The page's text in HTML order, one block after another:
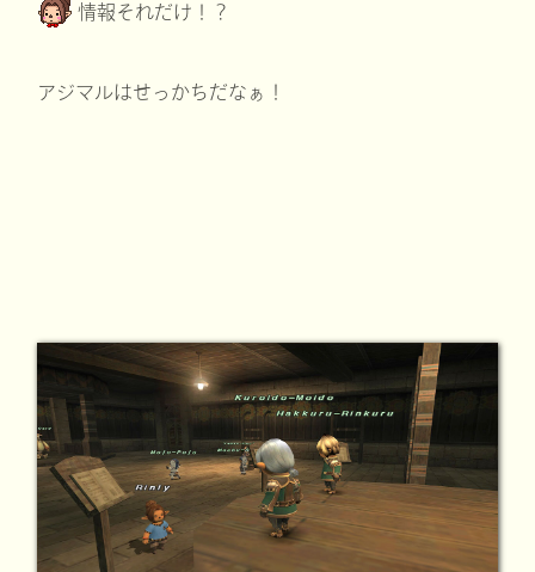
情報それだけ！？
アジマルはせっかちだなぁ！